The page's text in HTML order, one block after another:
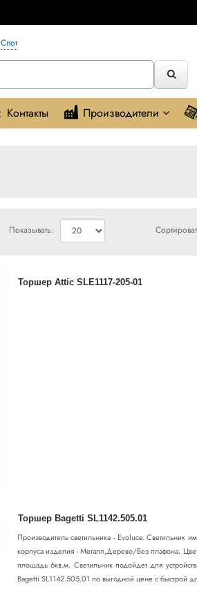
Спот
Контакты Производители
Показывать:
Торшер Attic SLE1117-205-01
Торшер Bagetti SL1142.505.01
Производитель светильника - Evoluce. Светильник
корпуса изделия - Металл,Дерево/Без плафона.
площадь 6кв.м. Светильник подойдет для
Bagetti SL1142.505.01 по выгодной цене с быстрой